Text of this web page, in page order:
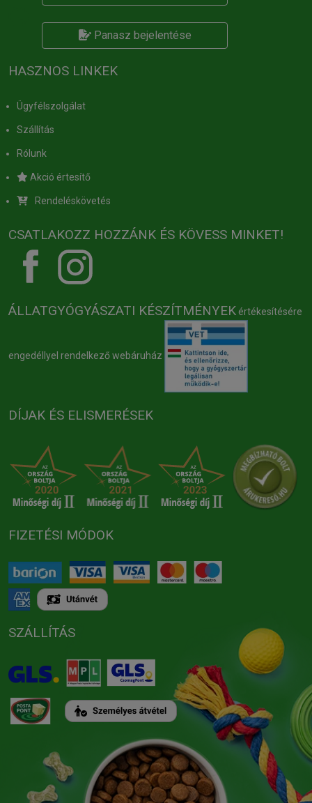
Panasz bejelentése
HASZNOS LINKEK
Ügyfélszolgálat
Szállítás
Rólunk
Akció értesítő
Rendeléskövetés
CSATLAKOZZ HOZZÁNK ÉS KÖVESS MINKET!
ÁLLATGYÓGYÁSZATI KÉSZÍTMÉNYEK értékesítésére
engedéllyel rendelkező webáruház
DÍJAK ÉS ELISMERÉSEK
FIZETÉSI MÓDOK
SZÁLLÍTÁS